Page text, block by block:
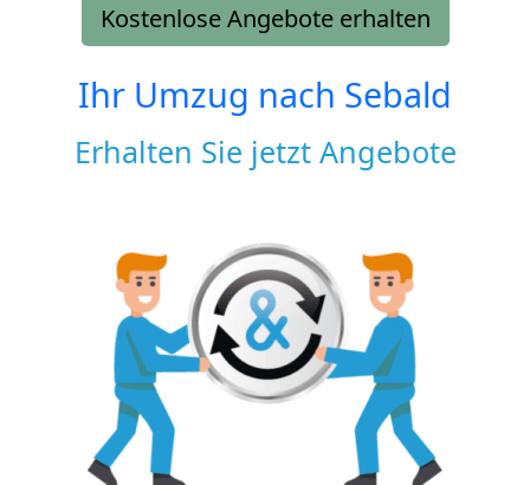
Kostenlose Angebote erhalten
Ihr Umzug nach Sebald
Erhalten Sie jetzt Angebote